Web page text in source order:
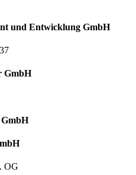
und Entwicklung GmbH
GmbH
OG